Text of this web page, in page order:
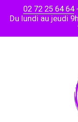
02 72 25 64 64-
Du lundi au jeudi